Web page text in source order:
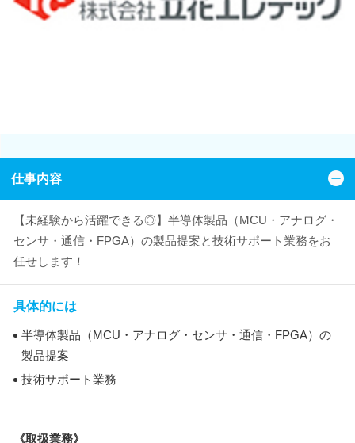
仕事内容
【未経験から活躍できる◎】半導体製品（MCU・アナログ・
センサ・通信・FPGA）の製品提案と技術サポート業務をお
任せします！
具体的には
半導体製品（MCU・アナログ・センサ・通信・FPGA）の
製品提案
技術サポート業務
《取扱業務》